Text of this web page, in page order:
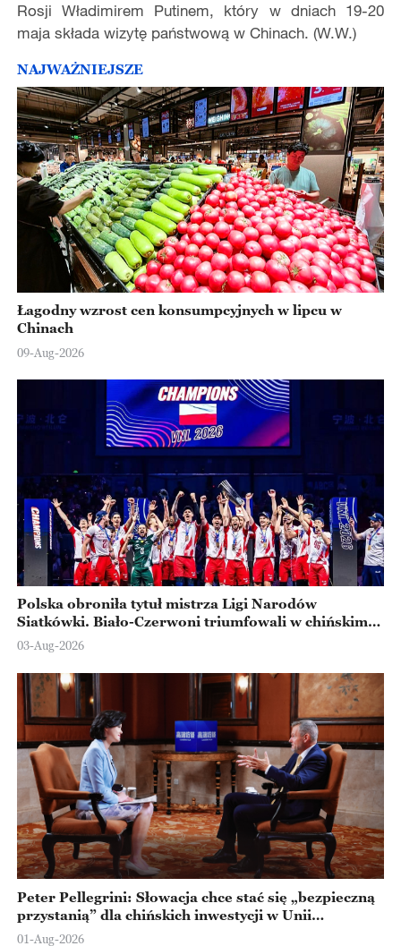
Rosji Władimirem Putinem, który w dniach 19-20
maja składa wizytę państwową w Chinach. (W.W.)
NAJWAŻNIEJSZE
Łagodny wzrost cen konsumpcyjnych w lipcu w
Chinach
09-Aug-2026
Polska obroniła tytuł mistrza Ligi Narodów
Siatkówki. Biało-Czerwoni triumfowali w chińskim
Ningbo
03-Aug-2026
Peter Pellegrini: Słowacja chce stać się „bezpieczną
przystanią” dla chińskich inwestycji w Unii
Europejskiej
01-Aug-2026